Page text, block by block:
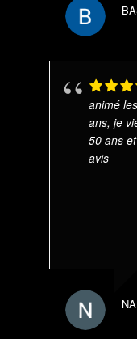
animé
ans, je
50 ans
avis